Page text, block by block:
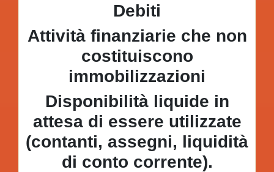
Debiti
Attività finanziarie che non
costituiscono
immobilizzazioni
Disponibilità liquide in
attesa di essere utilizzate
(contanti, assegni, liquidità
di conto corrente).